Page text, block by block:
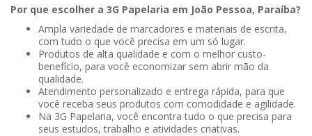
Por que escolher a 3G Papelaria em João Pessoa, Paraíba?
Ampla variedade de marcadores e materiais de escrita,
com tudo o que você precisa em um só lugar.
Produtos de alta qualidade e com o melhor custo-
benefício, para você economizar sem abrir mão da
qualidade.
Atendimento personalizado e entrega rápida, para que
você receba seus produtos com comodidade e agilidade.
Na 3G Papelaria, você encontra tudo o que precisa para
seus estudos, trabalho e atividades criativas.